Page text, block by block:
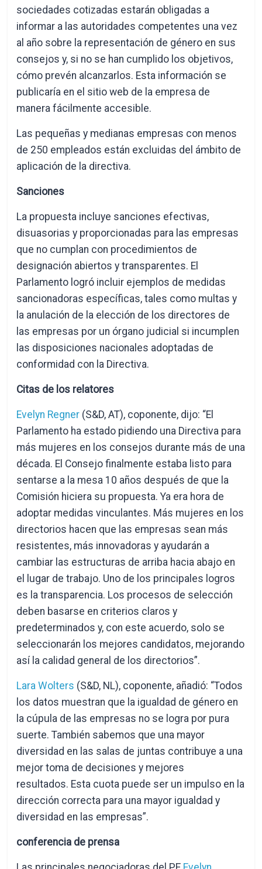
sociedades cotizadas estarán obligadas a
informar a las autoridades competentes una vez
al año sobre la representación de género en sus
consejos y, si no se han cumplido los objetivos,
cómo prevén alcanzarlos. Esta información se
publicaría en el sitio web de la empresa de
manera fácilmente accesible.
Las pequeñas y medianas empresas con menos
de 250 empleados están excluidas del ámbito de
aplicación de la directiva.
Sanciones
La propuesta incluye sanciones efectivas,
disuasorias y proporcionadas para las empresas
que no cumplan con procedimientos de
designación abiertos y transparentes. El
Parlamento logró incluir ejemplos de medidas
sancionadoras específicas, tales como multas y
la anulación de la elección de los directores de
las empresas por un órgano judicial si incumplen
las disposiciones nacionales adoptadas de
conformidad con la Directiva.
Citas de los relatores
Evelyn Regner (S&D, AT), coponente, dijo: “El
Parlamento ha estado pidiendo una Directiva para
más mujeres en los consejos durante más de una
década. El Consejo finalmente estaba listo para
sentarse a la mesa 10 años después de que la
Comisión hiciera su propuesta. Ya era hora de
adoptar medidas vinculantes. Más mujeres en los
directorios hacen que las empresas sean más
resistentes, más innovadoras y ayudarán a
cambiar las estructuras de arriba hacia abajo en
el lugar de trabajo. Uno de los principales logros
es la transparencia. Los procesos de selección
deben basarse en criterios claros y
predeterminados y, con este acuerdo, solo se
seleccionarán los mejores candidatos, mejorando
así la calidad general de los directorios”.
Lara Wolters (S&D, NL), coponente, añadió: “Todos
los datos muestran que la igualdad de género en
la cúpula de las empresas no se logra por pura
suerte. También sabemos que una mayor
diversidad en las salas de juntas contribuye a una
mejor toma de decisiones y mejores
resultados. Esta cuota puede ser un impulso en la
dirección correcta para una mayor igualdad y
diversidad en las empresas”.
conferencia de prensa